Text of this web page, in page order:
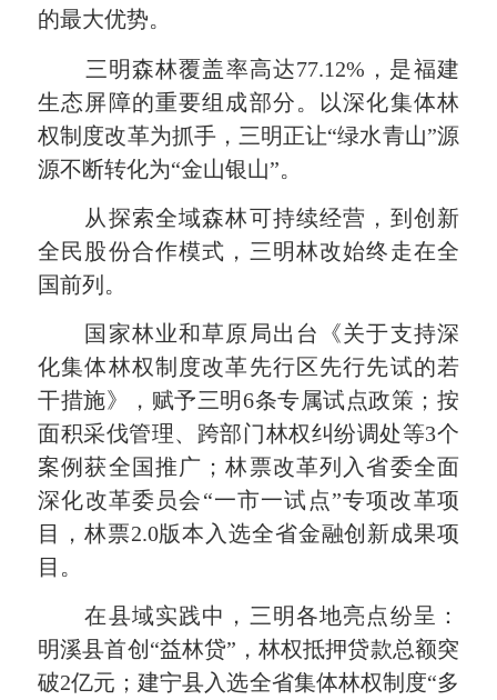
的最大优势。
三明森林覆盖率高达77.12%，是福建
生态屏障的重要组成部分。以深化集体林
权制度改革为抓手，三明正让“绿水青山”源
源不断转化为“金山银山”。
从探索全域森林可持续经营，到创新
全民股份合作模式，三明林改始终走在全
国前列。
国家林业和草原局出台《关于支持深
化集体林权制度改革先行区先行先试的若
干措施》，赋予三明6条专属试点政策；按
面积采伐管理、跨部门林权纠纷调处等3个
案例获全国推广；林票改革列入省委全面
深化改革委员会“一市一试点”专项改革项
目，林票2.0版本入选全省金融创新成果项
目。
在县域实践中，三明各地亮点纷呈：
明溪县首创“益林贷”，林权抵押贷款总额突
破2亿元；建宁县入选全省集体林权制度“多